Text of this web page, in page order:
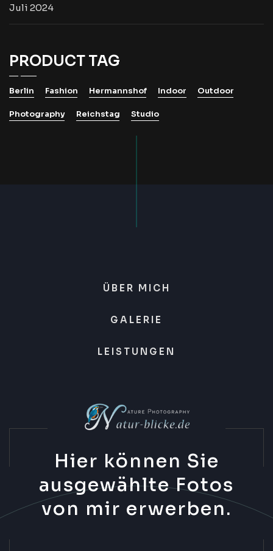
Juli 2024
PRODUCT TAG
Berlin Fashion Hermannshof Indoor Outdoor
Photography Reichstag Studio
ÜBER MICH
GALERIE
LEISTUNGEN
Hier können Sie
ausgewählte Fotos
von mir erwerben.